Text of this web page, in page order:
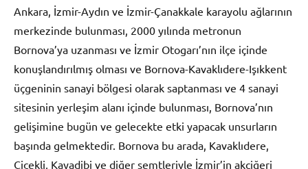
Ankara, İzmir-Aydın ve İzmir-Çanakkale karayolu ağlarının
merkezinde bulunması, 2000 yılında metronun
Bornova’ya uzanması ve İzmir Otogarı’nın ilçe içinde
konuşlandırılmış olması ve Bornova-Kavaklıdere-Işıkkent
üçgeninin sanayi bölgesi olarak saptanması ve 4 sanayi
sitesinin yerleşim alanı içinde bulunması, Bornova’nın
gelişimine bugün ve gelecekte etki yapacak unsurların
başında gelmektedir. Bornova bu arada, Kavaklıdere,
Çiçekli, Kayadibi ve diğer semtleriyle İzmir’in akciğeri